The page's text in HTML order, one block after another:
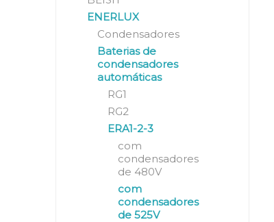
ENERLUX
Condensadores
Baterias de
condensadores
automáticas
RG1
RG2
ERA1-2-3
com
condensadores
de 480V
com
condensadores
de 525V